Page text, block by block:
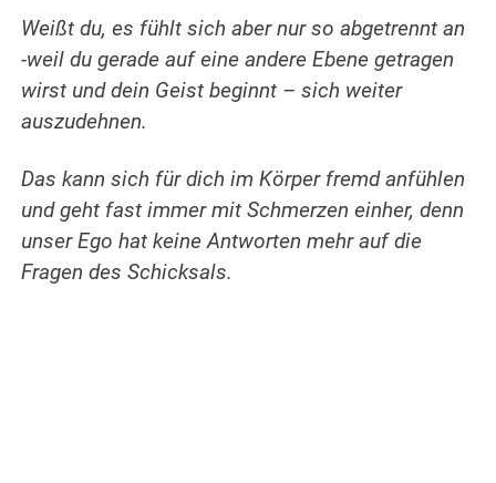
Weißt du, es fühlt sich aber nur so abgetrennt an
-weil du gerade auf eine andere Ebene getragen
wirst und dein Geist beginnt – sich weiter
auszudehnen.
Das kann sich für dich im Körper fremd anfühlen
und geht fast immer mit Schmerzen einher, denn
unser Ego hat keine Antworten mehr auf die
Fragen des Schicksals.